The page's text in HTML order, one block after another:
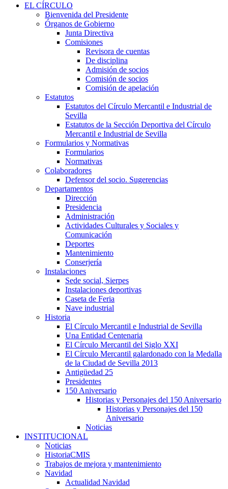
EL CÍRCULO
Bienvenida del Presidente
Órganos de Gobierno
Junta Directiva
Comisiones
Revisora de cuentas
De disciplina
Admisión de socios
Comisión de socios
Comisión de apelación
Estatutos
Estatutos del Círculo Mercantil e Industrial de
Sevilla
Estatutos de la Sección Deportiva del Círculo
Mercantil e Industrial de Sevilla
Formularios y Normativas
Formularios
Normativas
Colaboradores
Defensor del socio. Sugerencias
Departamentos
Dirección
Presidencia
Administración
Actividades Culturales y Sociales y
Comunicación
Deportes
Mantenimiento
Conserjería
Instalaciones
Sede social, Sierpes
Instalaciones deportivas
Caseta de Feria
Nave industrial
Historia
El Círculo Mercantil e Industrial de Sevilla
Una Entidad Centenaria
El Círculo Mercantil del Siglo XXI
El Círculo Mercantil galardonado con la Medalla
de la Ciudad de Sevilla 2013
Antigüedad 25
Presidentes
150 Aniversario
Historias y Personajes del 150 Aniversario
Historias y Personajes del 150
Aniversario
Noticias
INSTITUCIONAL
Noticias
HistoriaCMIS
Trabajos de mejora y mantenimiento
Navidad
Actualidad Navidad